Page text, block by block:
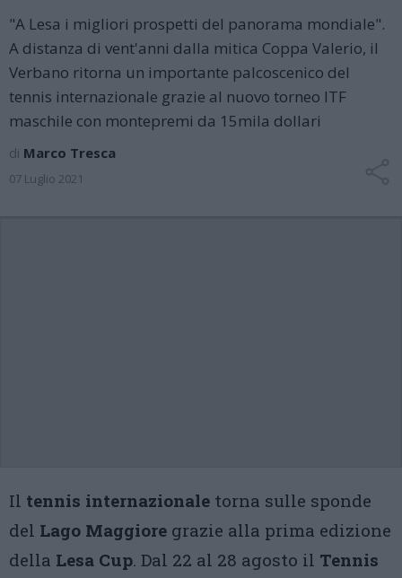
"A Lesa i migliori prospetti del panorama mondiale".
A distanza di vent'anni dalla mitica Coppa Valerio, il
Verbano ritorna un importante palcoscenico del
tennis internazionale grazie al nuovo torneo ITF
maschile con montepremi da 15mila dollari
di Marco Tresca
07 Luglio 2021
Il tennis internazionale torna sulle sponde
del Lago Maggiore grazie alla prima edizione
della Lesa Cup. Dal 22 al 28 agosto il Tennis